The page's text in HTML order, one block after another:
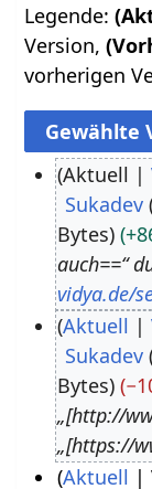
Legende:
Version,
vorherigen
Aktuell
Sukadev
Bytes
auch==“
vidya.de/
Aktuell
Sukadev
Bytes
„[http://
„[https://
Aktuell